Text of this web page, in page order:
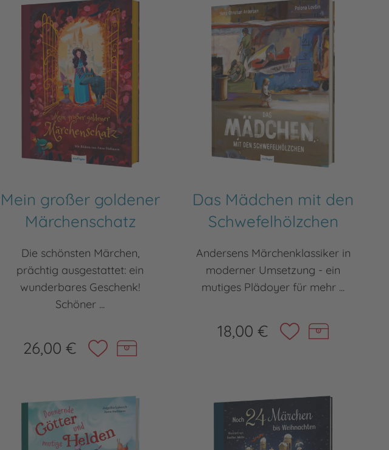
Mein großer goldener
Märchenschatz
Die schönsten Märchen,
prächtig ausgestattet: ein
wunderbares Geschenk!
Schöner ...
26,00 €
Das Mädchen mit den
Schwefelhölzchen
Andersens Märchenklassiker in
moderner Umsetzung - ein
mutiges Plädoyer für mehr ...
18,00 €